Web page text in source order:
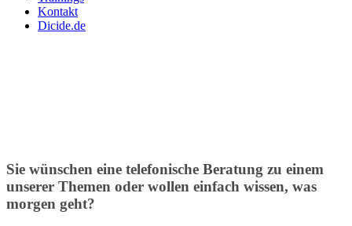
Kontakt
Dicide.de
Sie wünschen eine telefonische Beratung zu einem
unserer Themen oder wollen einfach wissen, was
morgen geht?